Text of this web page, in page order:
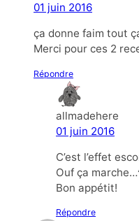
01 juin 2016
ça donne faim tout
Merci pour ces 2
Répondre
allmadehere
01 juin 2016
C’est l’effet
Ouf ça
Bon appétit!
Répondre